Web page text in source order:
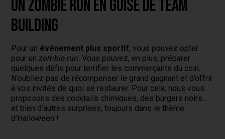
Un zombie run en guise de team
Building
Pour un événement plus sportif, vous pouvez opter
pour unzombie run. Vous pouvez, en plus, préparer
quelques défis pour terrifier les commerçants du coin.
N’oubliez pas de récompenser le grand gagnant et d’offrir
à vos invités de quoi se restaurer. Pour cela, nous vous
proposons des cocktails chimiques, des burgers noirs…
et bien d’autres surprises, toujours dans le thème
d’Halloween !